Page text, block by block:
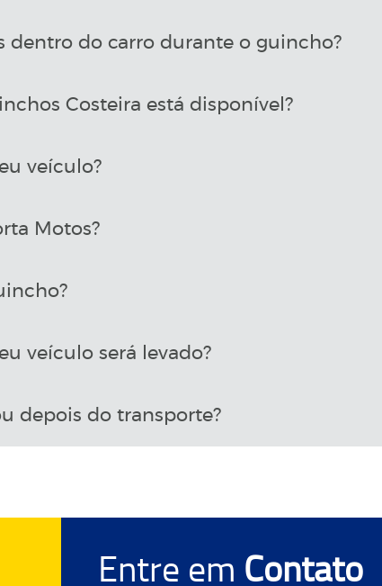
dentro do carro durante o guincho?
Costeira está disponível?
veículo?
Motos?
veículo será levado?
depois do transporte?
Entre em Contato